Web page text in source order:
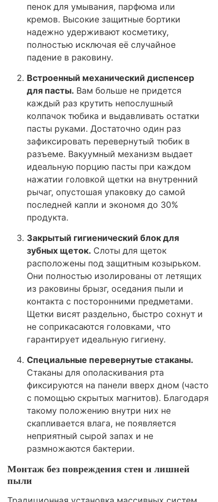
пенок для умывания, парфюма или
кремов. Высокие защитные бортики
надежно удерживают косметику,
полностью исключая её случайное
падение в раковину.
Встроенный механический диспенсер
для пасты. Вам больше не придется
каждый раз крутить непослушный
колпачок тюбика и выдавливать остатки
пасты руками. Достаточно один раз
зафиксировать перевернутый тюбик в
разъеме. Вакуумный механизм выдает
идеальную порцию пасты при каждом
нажатии головкой щетки на внутренний
рычаг, опустошая упаковку до самой
последней капли и экономя до 30%
продукта.
Закрытый гигиенический блок для
зубных щеток. Слоты для щеток
расположены под защитным козырьком.
Они полностью изолированы от летящих
из раковины брызг, оседания пыли и
контакта с посторонними предметами.
Щетки висят раздельно, быстро сохнут и
не соприкасаются головками, что
гарантирует идеальную гигиену.
Специальные перевернутые стаканы.
Стаканы для ополаскивания рта
фиксируются на панели вверх дном (часто
с помощью скрытых магнитов). Благодаря
такому положению внутри них не
скапливается влага, не появляется
неприятный сырой запах и не
размножаются бактерии.
Монтаж без повреждения стен и лишней
пыли